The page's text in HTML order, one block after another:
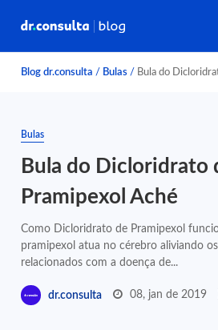
Blog dr.consulta / Bulas / Bula do
Bulas
Bula do Dicloridrato
Pramipexol Aché
Como Dicloridrato de Pramipexol
pramipexol atua no cérebro aliviando
relacionados com a doença de...
dr.consulta 08, jan de 2019